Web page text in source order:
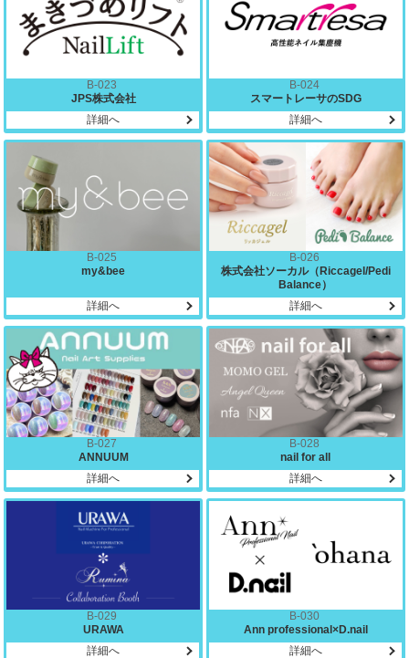
B-023
JPS株式会社
詳細へ
B-024
スマートレーサのSDG
詳細へ
B-025
my&bee
詳細へ
B-026
株式会社ソーカル（Riccagel/Pedi
Balance）
詳細へ
B-027
ANNUUM
詳細へ
B-028
nail for all
詳細へ
B-029
URAWA
詳細へ
B-030
Ann professional×D.nail
詳細へ